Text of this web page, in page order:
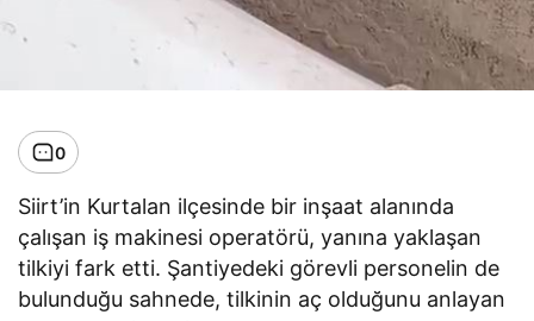
0
Siirt’in Kurtalan ilçesinde bir inşaat alanında
çalışan iş makinesi operatörü, yanına yaklaşan
tilkiyi fark etti. Şantiyedeki görevli personelin de
bulunduğu sahnede, tilkinin aç olduğunu anlayan